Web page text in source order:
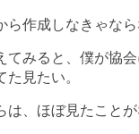
ら作成しなきゃな
てみると、僕が協
見たい。
は、ほぼ見たこと